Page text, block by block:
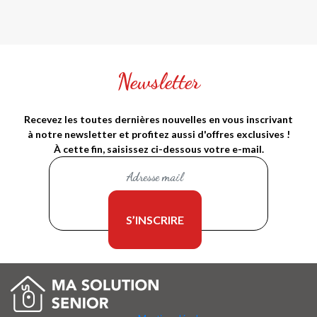
Newsletter
Recevez les toutes dernières nouvelles en vous inscrivant
à notre newsletter et profitez aussi d'offres exclusives !
À cette fin, saisissez ci-dessous votre e-mail.